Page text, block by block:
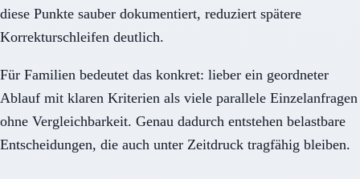
diese Punkte sauber dokumentiert, reduziert spätere
Korrekturschleifen deutlich.
Für Familien bedeutet das konkret: lieber ein geordneter
Ablauf mit klaren Kriterien als viele parallele Einzelanfragen
ohne Vergleichbarkeit. Genau dadurch entstehen belastbare
Entscheidungen, die auch unter Zeitdruck tragfähig bleiben.